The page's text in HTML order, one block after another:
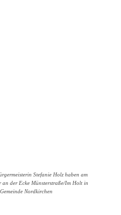
Stefanie Holz haben am
der Ecke Münsterstraße/Im Holt in
Nordkirchen